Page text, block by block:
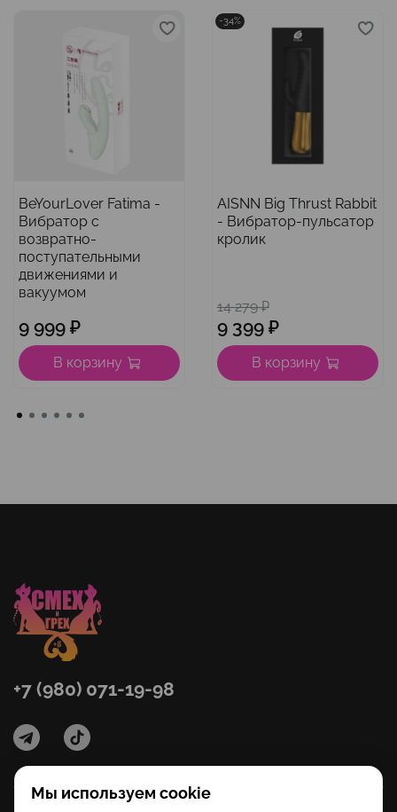
BeYourLover Fatima -
Вибратор с
возвратно-
поступательными
движениями и
вакуумом
9 999 ₽
В корзину
-34%
AISNN Big Thrust Rabbit
- Вибратор-пульсатор
кролик
14 279 ₽
9 399 ₽
В корзину
+7 (980) 071-19-98
Мы используем cookie